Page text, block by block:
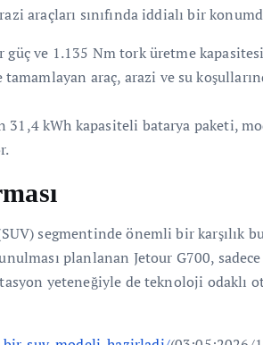
araçları sınıfında iddialı bir
ve 1.135 Nm tork üretme
araç, arazi ve su
31,4 kWh kapasiteli batarya paketi,
segmentinde önemli bir karşılık
planlanan Jetour G700,
yeteneğiyle de teknoloji odaklı